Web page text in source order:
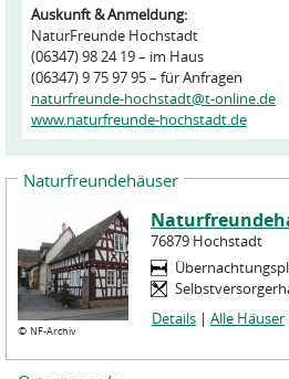
Auskunft & Anmeldung:
NaturFreunde Hochstadt
(06347) 98 24 19 – im Haus
(06347) 9 75 97 95 – für Anfragen
naturfreunde-hochstadt@t-online.de
www.naturfreunde-hochstadt.de
Naturfreundehäuser
© NF-Archiv
76879 Hochstadt
Details | Alle Häuser